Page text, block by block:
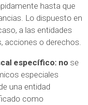
hasta que
Lo dispuesto en
a las entidades
acciones o derechos.
específico: no se
especiales
una entidad
como